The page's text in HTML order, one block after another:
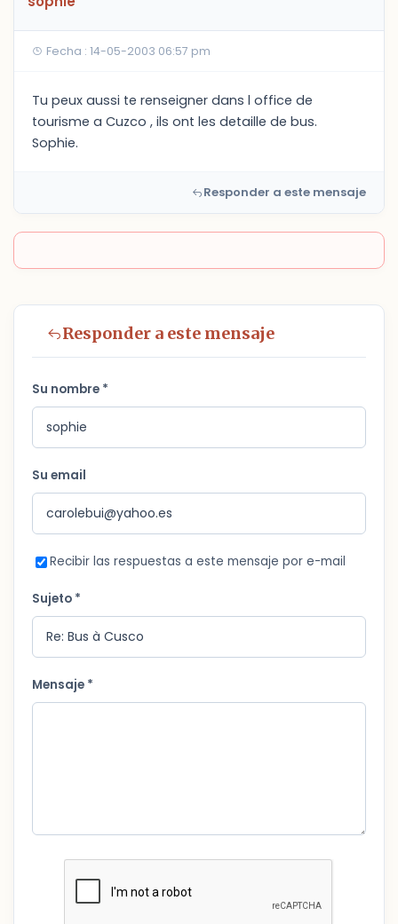
Fecha : 14-05-2003 06:57 pm
Tu peux aussi te renseigner dans l office de
tourisme a Cuzco , ils ont les detaille de bus.
Sophie.
Responder a este mensaje
Responder a este mensaje
Su nombre *
Su email
Recibir las respuestas a este mensaje por e-mail
Sujeto *
Mensaje *